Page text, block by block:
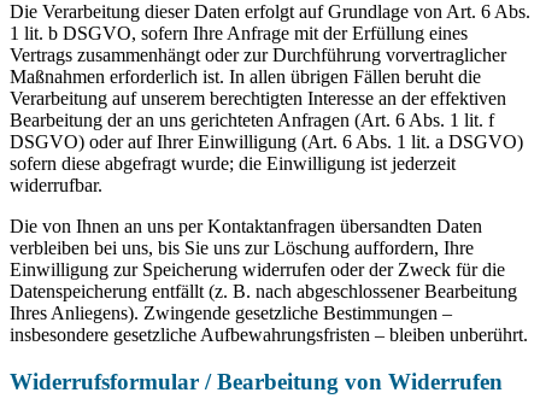
Die Verarbeitung dieser Daten erfolgt auf Grundlage von Art. 6 Abs.
1 lit. b DSGVO, sofern Ihre Anfrage mit der Erfüllung eines
Vertrags zusammenhängt oder zur Durchführung vorvertraglicher
Maßnahmen erforderlich ist. In allen übrigen Fällen beruht die
Verarbeitung auf unserem berechtigten Interesse an der effektiven
Bearbeitung der an uns gerichteten Anfragen (Art. 6 Abs. 1 lit. f
DSGVO) oder auf Ihrer Einwilligung (Art. 6 Abs. 1 lit. a DSGVO)
sofern diese abgefragt wurde; die Einwilligung ist jederzeit
widerrufbar.
Die von Ihnen an uns per Kontaktanfragen übersandten Daten
verbleiben bei uns, bis Sie uns zur Löschung auffordern, Ihre
Einwilligung zur Speicherung widerrufen oder der Zweck für die
Datenspeicherung entfällt (z. B. nach abgeschlossener Bearbeitung
Ihres Anliegens). Zwingende gesetzliche Bestimmungen –
insbesondere gesetzliche Aufbewahrungsfristen – bleiben unberührt.
Widerrufsformular / Bearbeitung von Widerrufen